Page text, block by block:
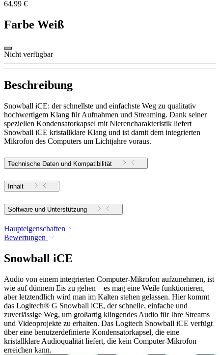
64,99 €
Farbe Weiß
Nicht verfügbar
Beschreibung
Snowball iCE: der schnellste und einfachste Weg zu qualitativ
hochwertigem Klang für Aufnahmen und Streaming. Dank seiner
speziellen Kondensatorkapsel mit Nierencharakteristik liefert
Snowball iCE kristallklare Klang und ist damit dem integrierten
Mikrofon des Computers um Lichtjahre voraus.
Technische Daten und Kompatibilität
Inhalt
Software und Unterstützung
Haupteigenschaften
Bewertungen
Snowball iCE
Audio von einem integrierten Computer-Mikrofon aufzunehmen, ist
wie auf dünnem Eis zu gehen – es mag eine Weile funktionieren,
aber letztendlich wird man im Kalten stehen gelassen. Hier kommt
das Logitech® G Snowball iCE, der schnelle, einfache und
zuverlässige Weg, um großartig klingendes Audio für Ihre Streams
und Videoprojekte zu erhalten. Das Logitech Snowball iCE verfügt
über eine benutzerdefinierte Kondensatorkapsel, die eine
kristallklare Audioqualität liefert, die kein Computer-Mikrofon
erreichen kann.